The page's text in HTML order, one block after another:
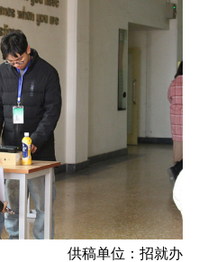
供稿单位：招就办